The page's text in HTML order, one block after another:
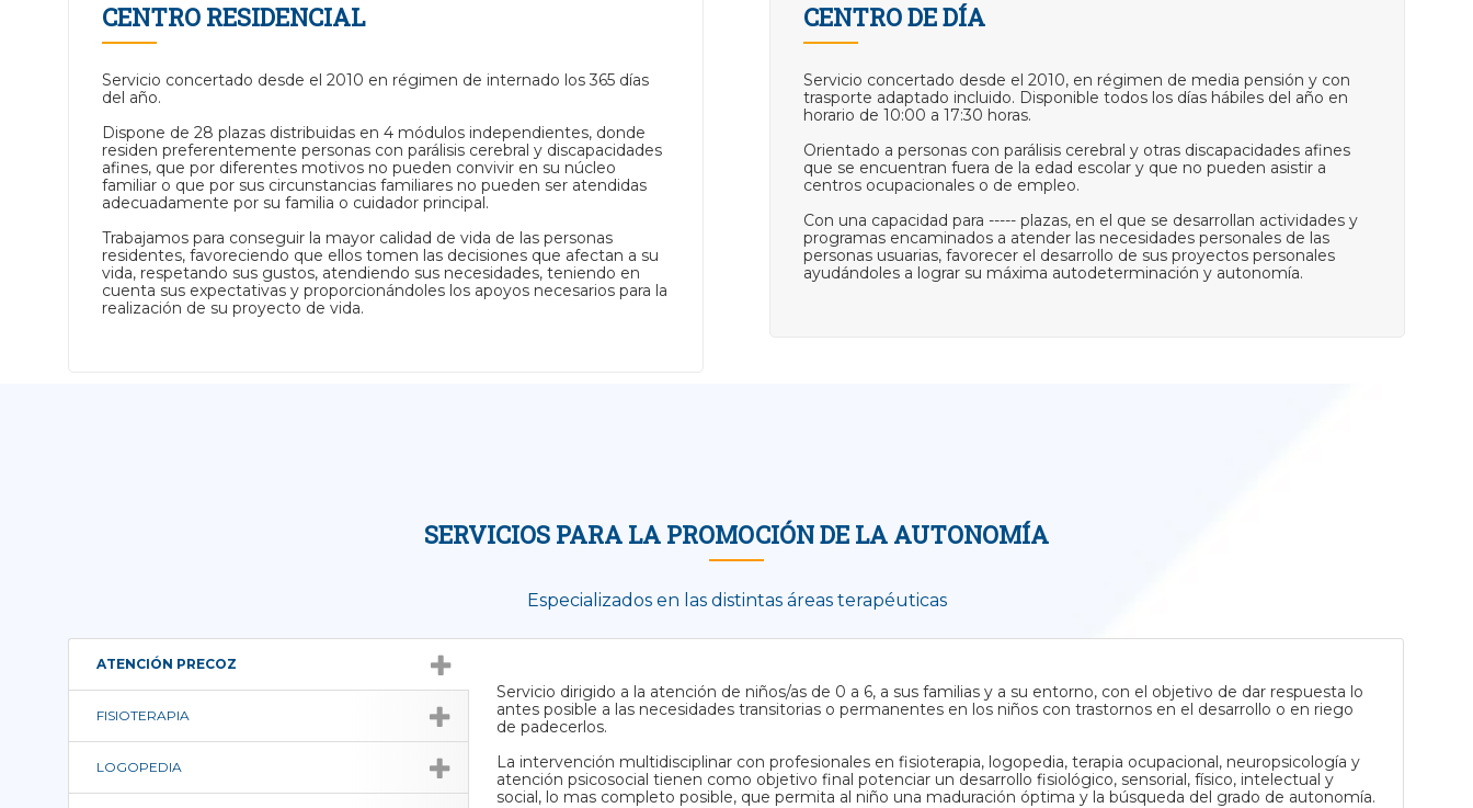
CENTRO RESIDENCIAL
Servicio concertado desde el 2010 en régimen de internado los 365 días
del año.
Dispone de 28 plazas distribuidas en 4 módulos independientes, donde
residen preferentemente personas con parálisis cerebral y discapacidades
afines, que por diferentes motivos no pueden convivir en su núcleo
familiar o que por sus circunstancias familiares no pueden ser atendidas
adecuadamente por su familia o cuidador principal.
Trabajamos para conseguir la mayor calidad de vida de las personas
residentes, favoreciendo que ellos tomen las decisiones que afectan a su
vida, respetando sus gustos, atendiendo sus necesidades, teniendo en
cuenta sus expectativas y proporcionándoles los apoyos necesarios para la
realización de su proyecto de vida.
CENTRO DE DÍA
Servicio concertado desde el 2010, en régimen de media pensión y con
trasporte adaptado incluido. Disponible todos los días hábiles del año en
horario de 10:00 a 17:30 horas.
Orientado a personas con parálisis cerebral y otras discapacidades afines
que se encuentran fuera de la edad escolar y que no pueden asistir a
centros ocupacionales o de empleo.
Con una capacidad para ----- plazas, en el que se desarrollan actividades y
programas encaminados a atender las necesidades personales de las
personas usuarias, favorecer el desarrollo de sus proyectos personales
ayudándoles a lograr su máxima autodeterminación y autonomía.
SERVICIOS PARA LA PROMOCIÓN DE LA AUTONOMÍA
Especializados en las distintas áreas terapéuticas
ATENCIÓN PRECOZ
FISIOTERAPIA
LOGOPEDIA
Servicio dirigido a la atención de niños/as de 0 a 6, a sus familias y a su entorno, con el objetivo de dar respuesta lo
antes posible a las necesidades transitorias o permanentes en los niños con trastornos en el desarrollo o en riego
de padecerlos.
La intervención multidisciplinar con profesionales en fisioterapia, logopedia, terapia ocupacional, neuropsicología y
atención psicosocial tienen como objetivo final potenciar un desarrollo fisiológico, sensorial, físico, intelectual y
social, lo mas completo posible, que permita al niño una maduración óptima y la búsqueda del grado de autonomía.